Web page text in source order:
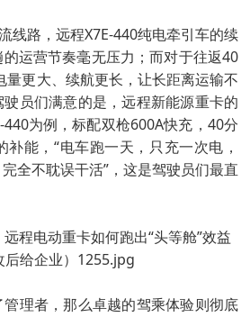
线路，远程X7E-440纯电牵引车的续
运营节奏毫无压力；而对于往返40
量更大、续航更长，让长距离运输不
员们满意的是，远程新能源重卡的
为例，标配双枪600A快充，40分
补能，“电车跑一天，只充一次电，
全不耽误干活”，这是驾驶员们最直
理者，那么卓越的驾乘体验则彻底